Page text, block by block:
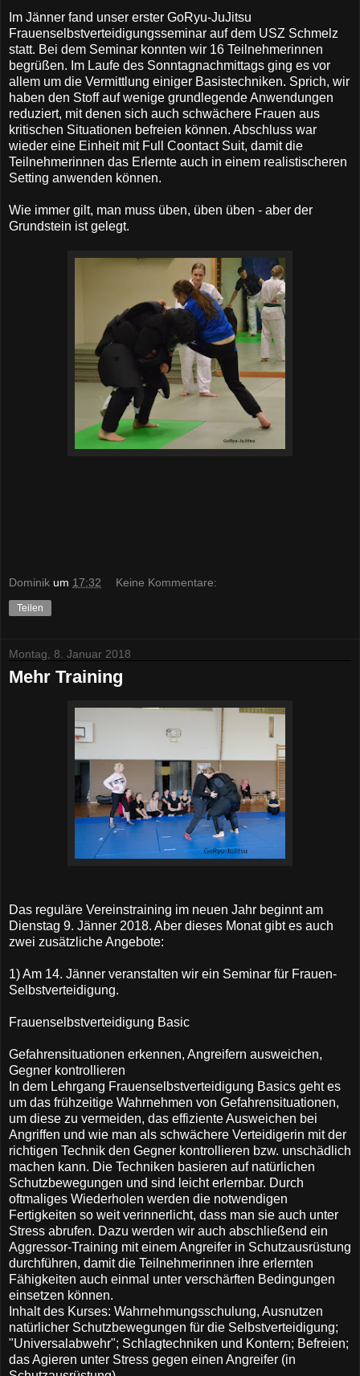
Im Jänner fand unser erster GoRyu-JuJitsu
Frauenselbstverteidigungsseminar auf dem USZ Schmelz
statt. Bei dem Seminar konnten wir 16 Teilnehmerinnen
begrüßen. Im Laufe des Sonntagnachmittags ging es vor
allem um die Vermittlung einiger Basistechniken. Sprich, wir
haben den Stoff auf wenige grundlegende Anwendungen
reduziert, mit denen sich auch schwächere Frauen aus
kritischen Situationen befreien können. Abschluss war
wieder eine Einheit mit Full Coontact Suit, damit die
Teilnehmerinnen das Erlernte auch in einem realistischeren
Setting anwenden können.
Wie immer gilt, man muss üben, üben üben - aber der
Grundstein ist gelegt.
Dominik um 17:32 Keine Kommentare:
Teilen
Montag, 8. Januar 2018
Mehr Training
Das reguläre Vereinstraining im neuen Jahr beginnt am
Dienstag 9. Jänner 2018. Aber dieses Monat gibt es auch
zwei zusätzliche Angebote:
1) Am 14. Jänner veranstalten wir ein Seminar für Frauen-
Selbstverteidigung.
Frauenselbstverteidigung Basic
Gefahrensituationen erkennen, Angreifern ausweichen,
Gegner kontrollieren
In dem Lehrgang Frauenselbstverteidigung Basics geht es
um das frühzeitige Wahrnehmen von Gefahrensituationen,
um diese zu vermeiden, das effiziente Ausweichen bei
Angriffen und wie man als schwächere Verteidigerin mit der
richtigen Technik den Gegner kontrollieren bzw. unschädlich
machen kann. Die Techniken basieren auf natürlichen
Schutzbewegungen und sind leicht erlernbar. Durch
oftmaliges Wiederholen werden die notwendigen
Fertigkeiten so weit verinnerlicht, dass man sie auch unter
Stress abrufen. Dazu werden wir auch abschließend ein
Aggressor-Training mit einem Angreifer in Schutzausrüstung
durchführen, damit die Teilnehmerinnen ihre erlernten
Fähigkeiten auch einmal unter verschärften Bedingungen
einsetzen können.
Inhalt des Kurses: Wahrnehmungsschulung, Ausnutzen
natürlicher Schutzbewegungen für die Selbstverteidigung;
"Universalabwehr"; Schlagtechniken und Kontern; Befreien;
das Agieren unter Stress gegen einen Angreifer (in